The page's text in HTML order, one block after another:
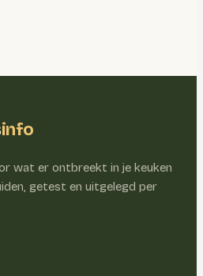
info
wat er ontbreekt in je keuken
getest en uitgelegd per